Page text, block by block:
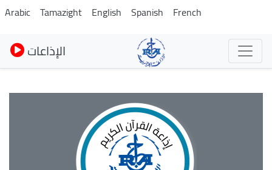
Skip
to
main
content
Arabic Tamazight English Spanish French
الإذاعات